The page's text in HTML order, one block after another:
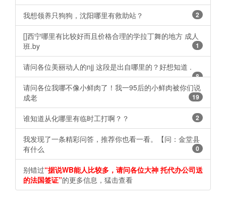
我想领养只狗狗，沈阳哪里有救助站？ 2
[]西宁哪里有比较好而且价格合理的学拉丁舞的地方 成人
班.by
1
请问各位美丽动人的njj 这段是出自哪里的？好想知道 . ​​​​
8
请问各位我哪不像小鲜肉了！我一95后的小鲜肉被你们说
成老
19
谁知道从化哪里有临时工打啊？？ ​​​​ 2
我发现了一条精彩问答，推荐你也看一看。【问：金堂县
有什么
0
别错过“据说WB能人比较多，请问各位大神 托代办公司送
的法国签证”的更多信息，猛击查看